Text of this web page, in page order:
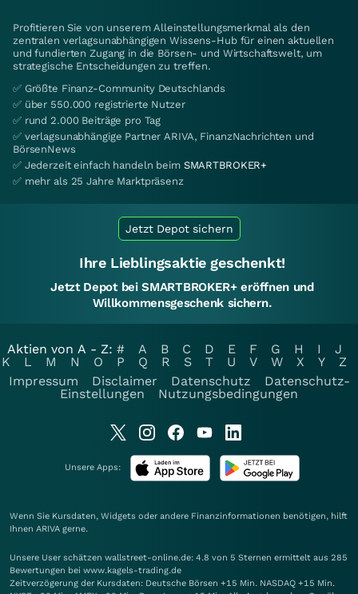
Profitieren Sie von unserem Alleinstellungsmerkmal als den
zentralen verlagsunabhängigen Wissens-Hub für einen aktuellen
und fundierten Zugang in die Börsen- und Wirtschaftswelt, um
strategische Entscheidungen zu treffen.
✅ Größte Finanz-Community Deutschlands
✅ über 550.000 registrierte Nutzer
✅ rund 2.000 Beiträge pro Tag
✅ verlagsunabhängige Partner ARIVA, FinanzNachrichten und
BörsenNews
✅ Jederzeit einfach handeln beim SMARTBROKER+
✅ mehr als 25 Jahre Marktpräsenz
Jetzt Depot sichern
Ihre Lieblingsaktie geschenkt!
Jetzt Depot bei SMARTBROKER+ eröffnen und
Willkommensgeschenk sichern.
Aktien von A - Z: # A B C D E F G H I
J
K
L M N O P Q R S T U V W X Y
Z
Impressum
Disclaimer Datenschutz
Datenschutz-
Einstellungen
Nutzungsbedingungen
Unsere Apps:
Wenn Sie Kursdaten, Widgets oder andere Finanzinformationen benötigen, hilft
Ihnen ARIVA gerne.
Unsere User schätzen wallstreet-online.de: 4.8 von 5 Sternen ermittelt aus 285
Bewertungen bei www.kagels-trading.de
Zeitverzögerung der Kursdaten: Deutsche Börsen +15 Min. NASDAQ +15 Min.